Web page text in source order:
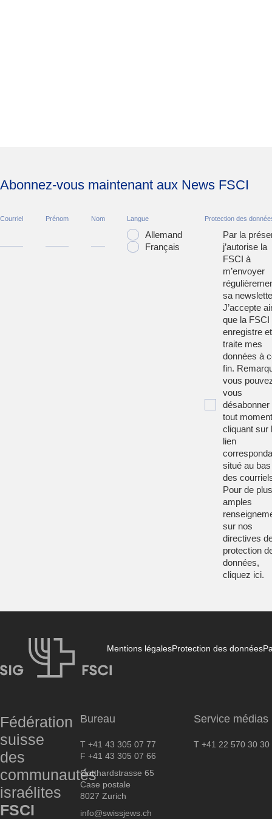
Abonnez-vous maintenant aux News FSCI
Courriel Prénom Nom Langue
Allemand
Français
Protection des
Par la
j’autorise la
FSCI à
m’envoyer
sa
J’accepte
que la FSCI
enregistre et
traite mes
données à
fin.
vous
vous
désabonner
tout
cliquant sur
lien
situé au bas
des
Pour de plus
amples
sur nos
directives
protection
données,
cliquez ici.
Mentions légalesProtection des données
Fédération
suisse
des
communautés
israélites
FSCI
Bureau
T +41 43 305 07 77
F +41 43 305 07 66
Gotthardstrasse 65
Case postale
8027 Zurich
info@swissjews.ch
Service médias
T +41 22 570 30 30